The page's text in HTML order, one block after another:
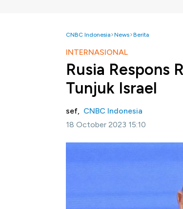
CNBC Indonesia News Berita
INTERNASIONAL
Rusia Respons
Tunjuk Israel
sef, CNBC Indonesia
18 October 2023 15:10